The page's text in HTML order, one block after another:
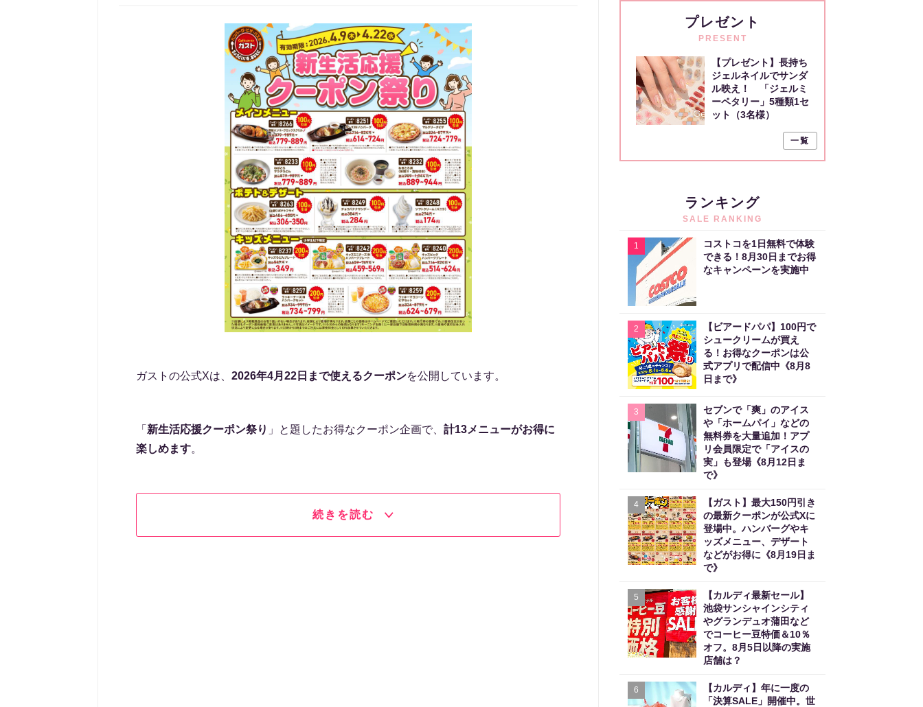
ガストの公式Xは、 2026年4月22日まで使えるクーポンを公開しています。
「 新生活応援クーポン祭り 」と題したお得なクーポン企画で、 計13メニューがお得に
楽しめます。
続きを読む
プレゼント
PRESENT
【プレゼント】長持ち
ジェルネイルでサンダ
ル映え！ 「ジェルミ
ーペタリー」5種類1セ
ット（3名様）
一覧
ランキング
SALE RANKING
1
コストコを1日無料で体験
できる！8月30日までお得
なキャンペーンを実施中
2
【ビアードパパ】100円で
シュークリームが買え
る！お得なクーポンは公
式アプリで配信中《8月8
日まで》
3
セブンで「爽」のアイス
や「ホームパイ」などの
無料券を大量追加！アプ
リ会員限定で「アイスの
実」も登場《8月12日ま
で》
4
【ガスト】最大150円引き
の最新クーポンが公式Xに
登場中。ハンバーグやキ
ッズメニュー、デザート
などがお得に《8月19日ま
で》
5
【カルディ最新セール】
池袋サンシャインシティ
やグランデュオ蒲田など
でコーヒー豆特価＆10％
オフ。8月5日以降の実施
店舗は？
6
【カルディ】年に一度の
「決算SALE」開催中。世